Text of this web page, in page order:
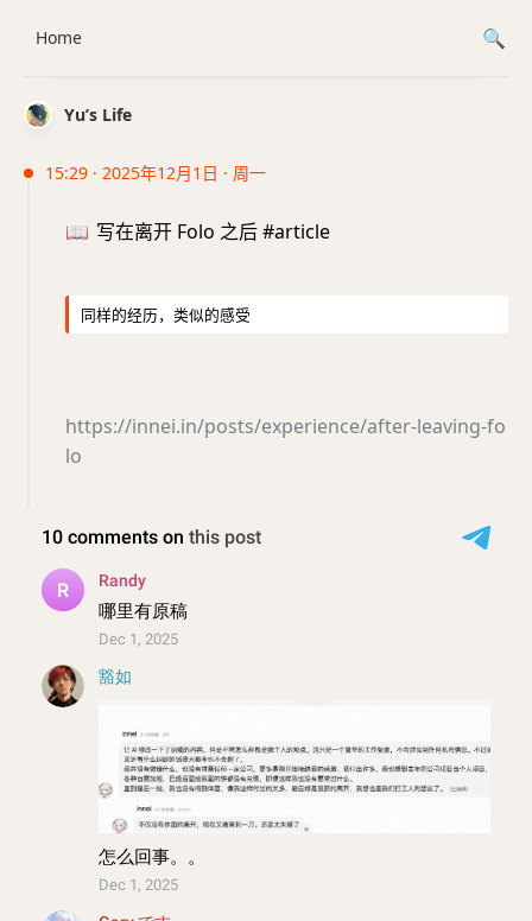
Yu’s Life
15:29 · 2025年12月1日 · 周一
📖 写在离开 Folo 之后 #article
同样的经历，类似的感受
https://innei.in/posts/experience/after-leaving-fo
lo
Home